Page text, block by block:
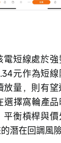
電短線處於
元作為短
放量，則有
選擇窩輪產
平衡槓桿與
潛在回調風